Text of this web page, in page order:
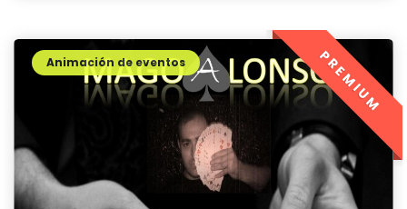
Animación de eventos PREMIUM